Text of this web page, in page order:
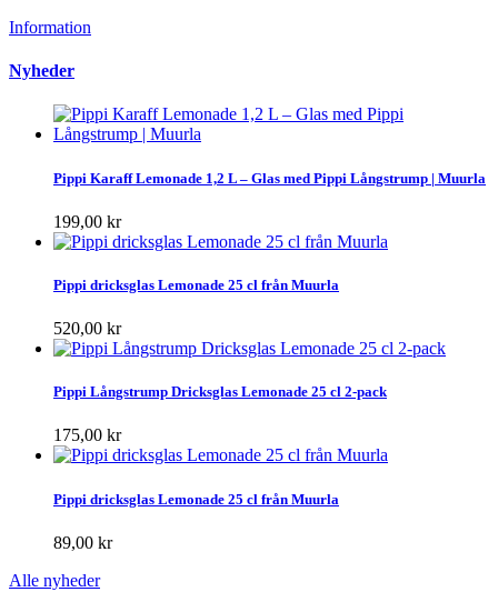
Information
Nyheder
Pippi Karaff Lemonade 1,2 L – Glas med Pippi Långstrump | Muurla
199,00 kr
Pippi dricksglas Lemonade 25 cl från Muurla
520,00 kr
Pippi Långstrump Dricksglas Lemonade 25 cl 2-pack
175,00 kr
Pippi dricksglas Lemonade 25 cl från Muurla
89,00 kr
Alle nyheder